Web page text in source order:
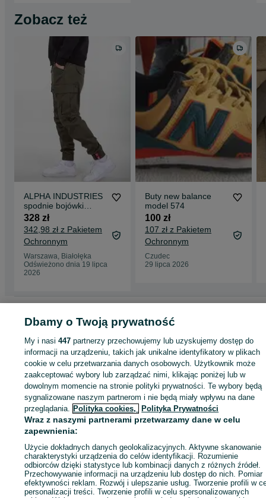
Zobacz też
ALPHA INDUSTRIES
spodnie bojówki
airman 188201 black
olive rozmiar 34
328 zł
342,98 zł z Pakietem
Ochronnym
Warszawa, Białołęka
Odświeżono dnia 19 lipca
2026
Buty new balance
model 574
100 zł
107 zł z Pakietem
Ochronnym
Czudec
29 lipca 2026
- Ołtarzew
KATEGORIA
ID:948858096 Wyświetlenia:
Kup
Dbamy o Twoją prywatność
My i nasi447 partnerzy przechowujemy lub uzyskujemy dostęp do
informacji na urządzeniu, takich jak unikalne identyfikatory w plikach
cookie w celu przetwarzania danych osobowych. Użytkownik może
zaakceptować wybory lub zarządzać nimi, klikając poniżej lub w
dowolnym momencie na stronie polityki prywatności. Te wybory będą
sygnalizowane naszym partnerom i nie będą miały wpływu na dane
przeglądania. Polityka cookies, Polityka Prywatności
Wraz z naszymi partnerami przetwarzamy dane w celu
zapewnienia:
Użycie dokładnych danych geolokalizacyjnych. Aktywne skanowanie
charakterystyki urządzenia do celów identyfikacji. Rozumienie
odbiorców dzięki statystyce lub kombinacji danych z różnych źródeł.
Przechowywanie informacji na urządzeniu lub dostęp do nich. Pomiar
efektywności reklam. Rozwój i ulepszanie usług. Tworzenie profili w
personalizacji treści. Tworzenie profili w celu spersonalizowanych